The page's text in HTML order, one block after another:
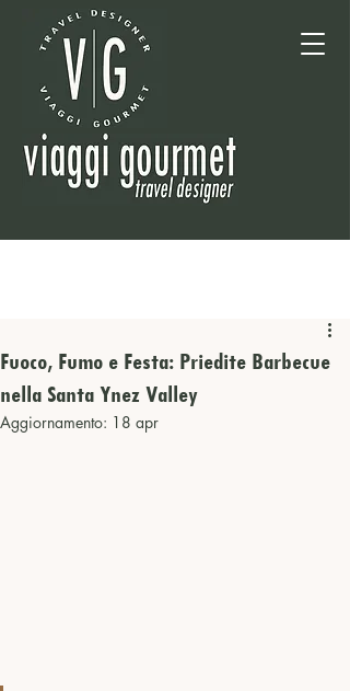
Fuoco, Fumo e Festa: Priedite Barbecue
nella Santa Ynez Valley
Aggiornamento: 18 apr